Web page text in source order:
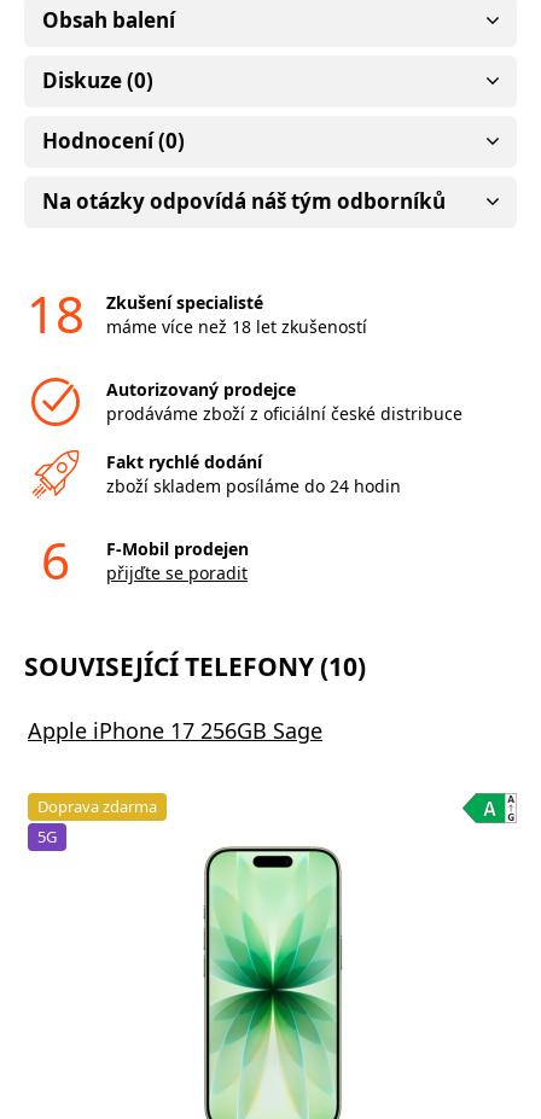
Obsah balení
Diskuze (0)
Hodnocení (0)
Na otázky odpovídá náš tým odborníků
18
Zkušení specialisté
máme více než 18 let zkušeností
Autorizovaný prodejce
prodáváme zboží z oficiální české distribuce
Fakt rychlé dodání
zboží skladem posíláme do 24 hodin
6
F-Mobil prodejen
přijďte se poradit
SOUVISEJÍCÍ TELEFONY (10)
Apple iPhone 17 256GB Sage
Doprava zdarma
5G